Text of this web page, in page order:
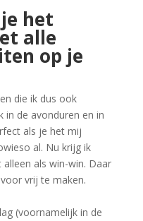
het
alle
op je
die ik dus ook
in de avonduren en in
als je het mij
al. Nu krijg ik
als win-win. Daar
vrij te maken.
(voornamelijk in de